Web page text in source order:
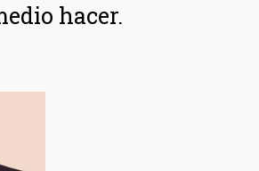
hacer.